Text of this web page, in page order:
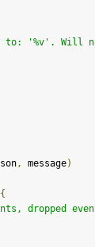
to: '%v'. Will
, message)
{
dropped